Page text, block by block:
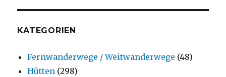
KATEGORIEN
Fernwanderwege / Weitwanderwege (48)
Hütten (298)